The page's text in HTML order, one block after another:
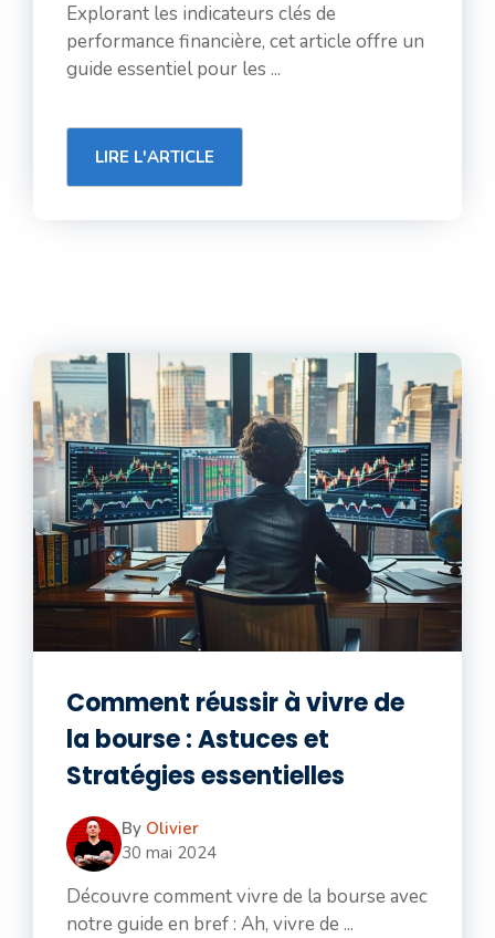
Explorant les indicateurs clés de
performance financière, cet article offre un
guide essentiel pour les ...
LIRE L'ARTICLE
Comment réussir à vivre de
la bourse : Astuces et
Stratégies essentielles
By Olivier
30 mai 2024
Découvre comment vivre de la bourse avec
notre guide en bref : Ah, vivre de ...